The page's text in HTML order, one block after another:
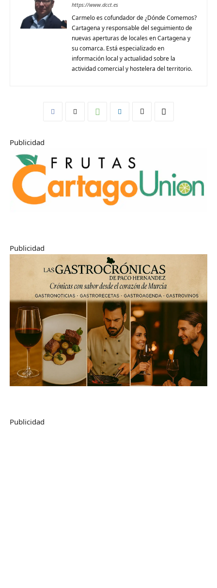
https://www.dcct.es
Carmelo es cofundador de ¿Dónde Comemos?
Cartagena y responsable del seguimiento de
nuevas aperturas de locales en Cartagena y
su comarca. Está especializado en
información local y actualidad sobre la
actividad comercial y hostelera del territorio.
Publicidad
Publicidad
Publicidad